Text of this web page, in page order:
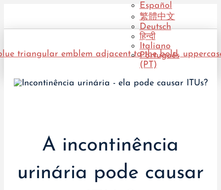
Español
繁體中文
Deutsch
हिन्दी
Italiano
Português
(PT)
A incontinência
urinária pode causar